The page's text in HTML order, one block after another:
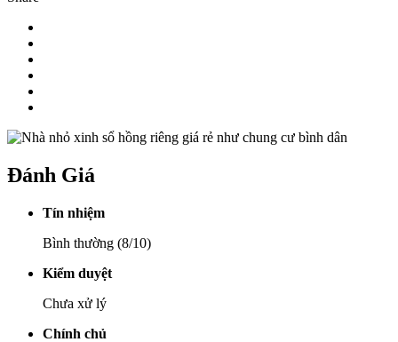
Đánh Giá
Tín nhiệm
Bình thường (8/10)
Kiểm duyệt
Chưa xử lý
Chính chủ